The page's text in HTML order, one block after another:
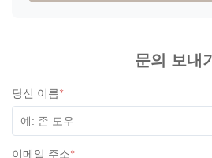
문의 보내기
당신 이름*
이메일 주소*